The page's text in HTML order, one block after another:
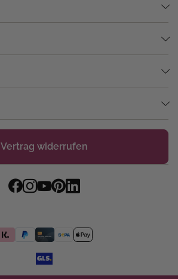
Vertrag widerrufen